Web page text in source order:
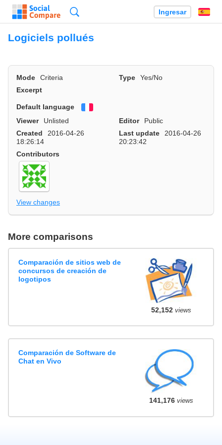
Ingresar
Logiciels pollués
Mode Criteria Type
Yes/No
Excerpt
Default language
Viewer
Unlisted Editor
Public
Created
2016-04-26
18:26:14
Last update
2016-04-26
20:23:42
Contributors
View changes
More comparisons
Comparación de sitios web de
concursos de creación de
logotipos
52,152views
Comparación de Software de
Chat en Vivo
141,176views